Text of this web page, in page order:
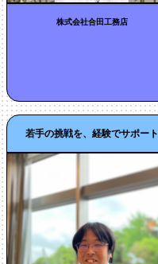
株式会社合田工務店
若手の挑戦を、経験でサポート